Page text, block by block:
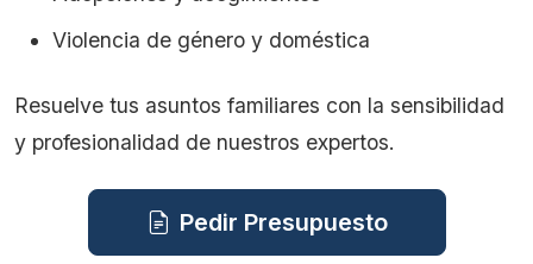
Violencia de género y doméstica
Resuelve tus asuntos familiares con la sensibilidad
y profesionalidad de nuestros expertos.
Pedir Presupuesto